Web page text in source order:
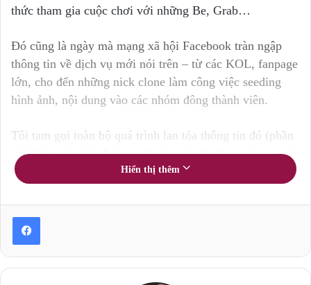
thức tham gia cuộc chơi với những Be, Grab…
Đó cũng là ngày mà mạng xã hội Facebook tràn ngập
thông tin về dịch vụ mới nói trên – từ các KOL, fanpage
lớn, cho đến những nick clone làm công việc seeding
hình ảnh, nội dung vào các nhóm đông thành viên.
Tôi tạm gọi toàn bộ quá trình lan tỏa thông tin đó (phần
chủ động từ phía dịch vụ) là “seeding”, cho ngắn gọn và
dễ hiểu.
Tại sao có thể thấy một lượng post Facebook rất lớn là
hoạt động seeding của doanh nghiệp đó?
Thứ nhất, rất nhiều nick đăng bài trên các group là dạng
Hiển thị thêm